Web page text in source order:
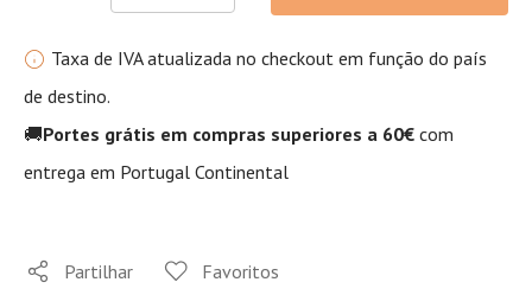
Taxa de IVA atualizada no checkout em função do país
de destino.
🚚Portes grátis em compras superiores a 60€ com
entrega em Portugal Continental
Partilhar Favoritos